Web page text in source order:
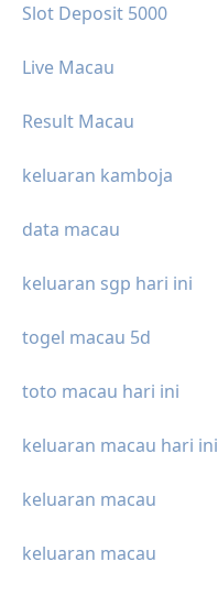
Slot Deposit 5000
Live Macau
Result Macau
keluaran kamboja
data macau
keluaran sgp hari ini
togel macau 5d
toto macau hari ini
keluaran macau hari ini
keluaran macau
keluaran macau